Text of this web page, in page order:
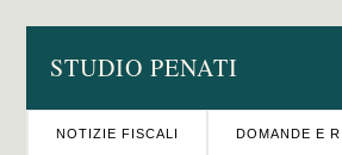
STUDIO PENATI
NOTIZIE FISCALI DOMANDE E